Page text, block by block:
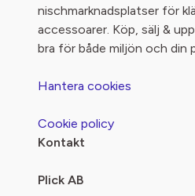
nischmarknadsplatser för
accessoarer. Köp, sälj &
bra för både miljön och din
Hantera cookies
Cookie policy
Kontakt
Plick AB